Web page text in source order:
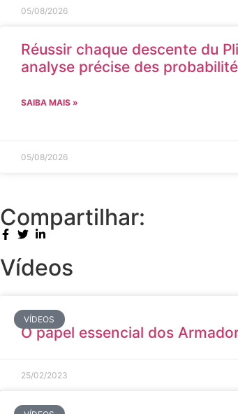
05/08/2026
Réussir chaque descente du
analyse précise des
SAIBA MAIS »
05/08/2026
Compartilhar:
Vídeos
VÍDEOS
O papel essencial dos
25/02/2023